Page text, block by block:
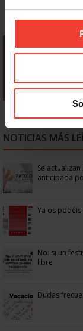
NOTICIAS MÁS
Se
anticipada
Ya os
No: si un
libre
Dudas